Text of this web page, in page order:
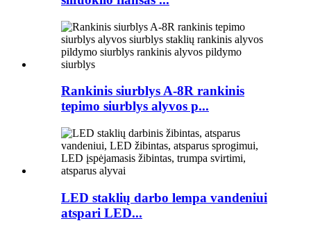
Rankinis siurblys A-8R rankinis
tepimo siurblys alyvos p...
LED staklių darbo lempa vandeniui
atspari LED...